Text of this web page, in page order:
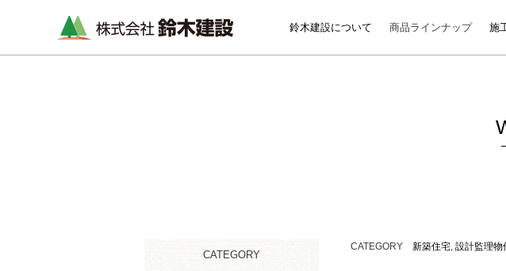
鈴木建設について 商品ラインナップ 施
CATEGORY 新築住宅, 設計監理物
CATEGORY